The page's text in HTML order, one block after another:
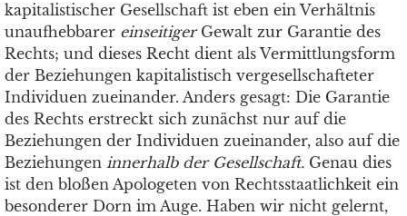
kapitalistischer Gesellschaft ist eben ein Verhältnis
unaufhebbarer einseitigerGewalt zur Garantie des
Rechts; und dieses Recht dient als Vermittlungsform
der Beziehungen kapitalistisch vergesellschafteter
Individuen zueinander. Anders gesagt: Die Garantie
des Rechts erstreckt sich zunächst nur auf die
Beziehungen der Individuen zueinander, also auf die
Beziehungen innerhalb der Gesellschaft. Genau dies
ist den bloßen Apologeten von Rechtsstaatlichkeit ein
besonderer Dorn im Auge. Haben wir nicht gelernt,